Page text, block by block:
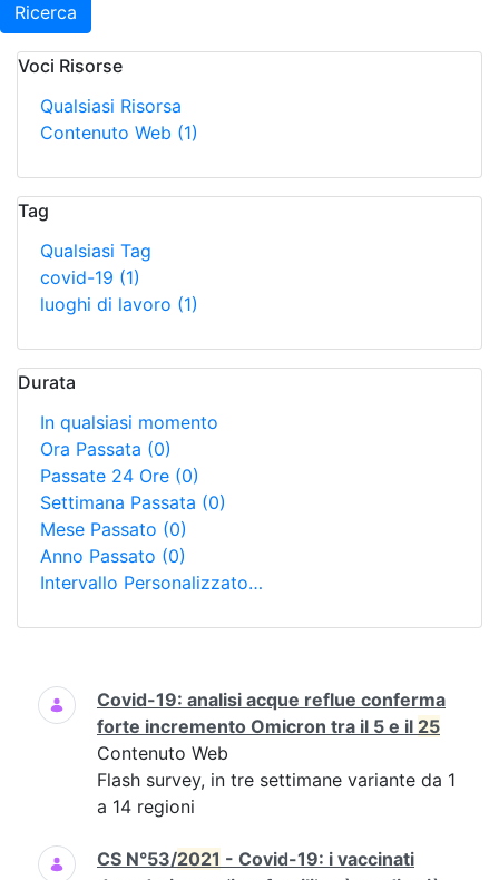
Ricerca
Voci Risorse
Qualsiasi Risorsa
Contenuto Web (1)
Tag
Qualsiasi Tag
covid-19 (1)
luoghi di lavoro (1)
Durata
In qualsiasi momento
Ora Passata (0)
Passate 24 Ore (0)
Settimana Passata (0)
Mese Passato (0)
Anno Passato (0)
Intervallo Personalizzato…
Ricerca
Covid-19: analisi acque reflue conferma
forte incremento Omicron tra il 5 e il 25
Contenuto Web
Flash survey, in tre settimane variante da 1
a 14 regioni
CS N°53/2021 - Covid-19: i vaccinati